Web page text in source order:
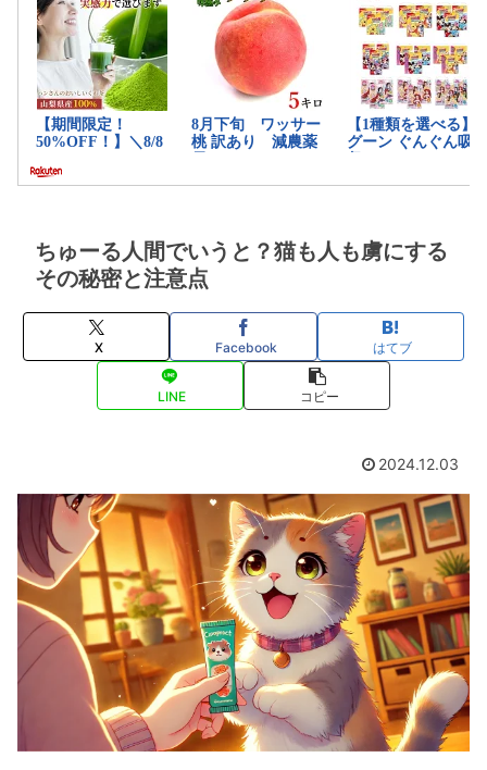
ちゅーる人間でいうと？猫も人も虜にする
その秘密と注意点
X Facebook はてブ
LINE コピー
2024.12.03